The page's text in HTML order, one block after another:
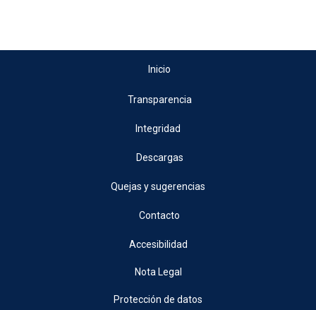
Inicio
Transparencia
Integridad
Descargas
Quejas y sugerencias
Contacto
Accesibilidad
Nota Legal
Protección de datos